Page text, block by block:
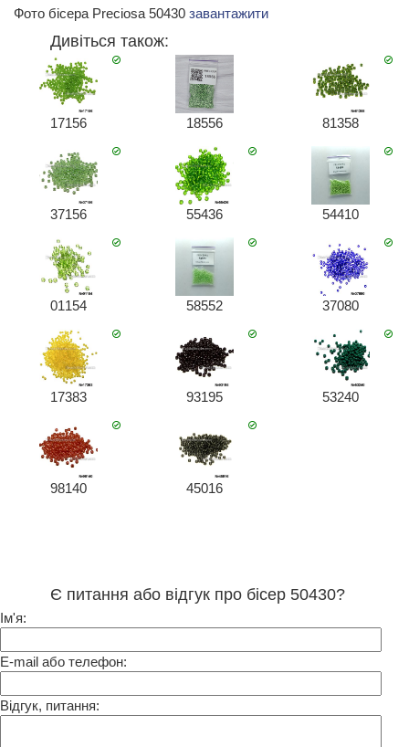
Фото бісера Preciosa 50430 завантажити
Дивіться також:
17156 18556 81358
37156 55436 54410
01154 58552 37080
17383 93195 53240
98140 45016
Є питання або відгук про бісер 50430?
Ім'я:
E-mail або телефон:
Відгук, питання: